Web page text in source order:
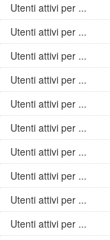
Utenti attivi per ...
Utenti attivi per ...
Utenti attivi per ...
Utenti attivi per ...
Utenti attivi per ...
Utenti attivi per ...
Utenti attivi per ...
Utenti attivi per ...
Utenti attivi per ...
Utenti attivi per ...